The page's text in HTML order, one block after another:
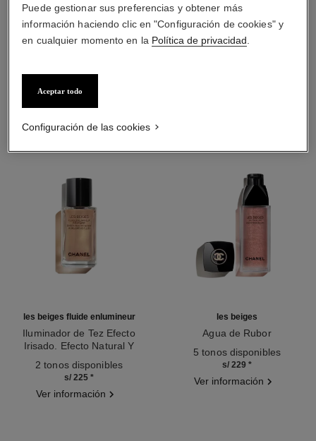
les beiges fluide enlumineur
Iluminador de Tez Efecto
Irisado. Efecto Natural Y
Rostro Y Cuerpo
2 tonos disponibles
s/ 225 *
Ver información
les beiges
Agua de Rubor
5 tonos disponibles
s/ 229 *
Ver información
Puede gestionar sus preferencias y obtener más
información haciendo clic en "Configuración de cookies" y
en cualquier momento en la Política de privacidad
Aceptar todo
Configuración de las cookies